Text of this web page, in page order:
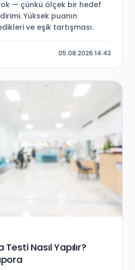
— çünkü ölçek bir hedef
Yüksek puanın
ve eşik tartışması.
05.08.2026 14:43
Nasıl Yapılır?